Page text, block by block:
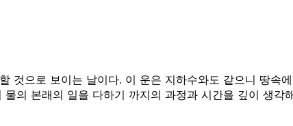
것으로 보이는 날이다. 이 운은 지하수와도 같으니 땅속
의 본래의 일을 다하기 까지의 과정과 시간을 깊이 생